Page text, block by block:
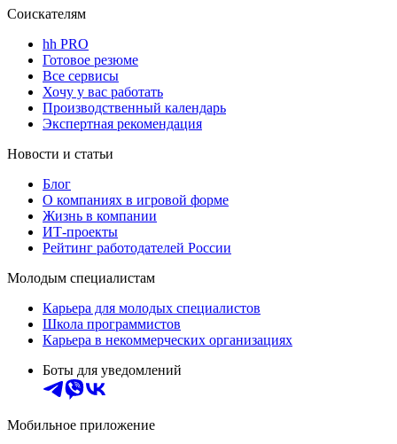
Соискателям
hh PRO
Готовое резюме
Все сервисы
Хочу у вас работать
Производственный календарь
Экспертная рекомендация
Новости и статьи
Блог
О компаниях в игровой форме
Жизнь в компании
ИТ-проекты
Рейтинг работодателей России
Молодым специалистам
Карьера для молодых специалистов
Школа программистов
Карьера в некоммерческих организациях
Боты для уведомлений
Мобильное приложение